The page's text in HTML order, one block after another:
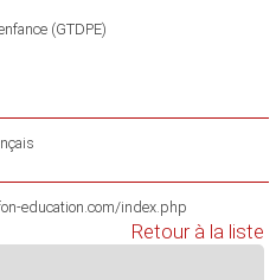
(GTDPE)
michel-lafon-education.com/index.php
Retour à la liste